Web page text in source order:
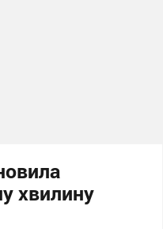
хвилину